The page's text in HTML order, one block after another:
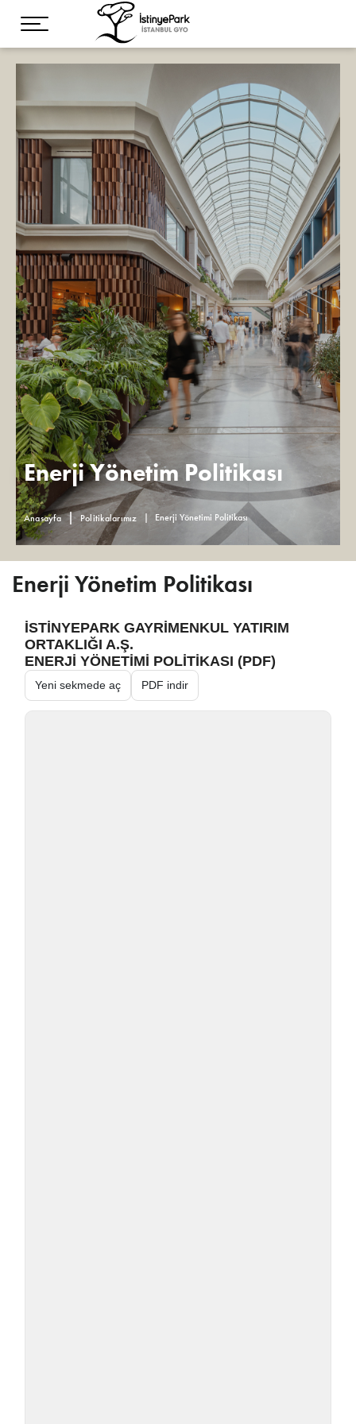
Enerji Yönetim Politikası
Anasayfa Politikalarımız Enerji Yönetimi Politikası
Enerji Yönetim Politikası
İSTİNYEPARK GAYRİMENKUL YATIRIM
ORTAKLIĞI A.Ş.
ENERJİ YÖNETİMİ POLİTİKASI (PDF)
Yeni sekmede aç PDF indir